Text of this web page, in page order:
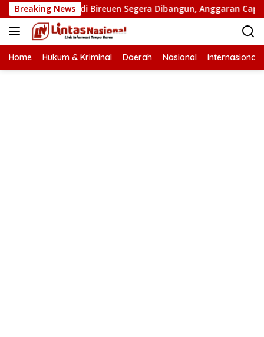
Langsung
ke
konten
Breaking News
Putus di Bireuen Segera Dibangun, Anggaran Capai 500 M
Home Hukum & Kriminal Daerah Nasional Internasional